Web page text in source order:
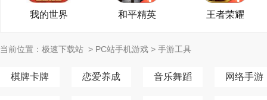
我的世界 和平精英 王者荣耀
当前位置： 极速下载站 > PC站手机游戏 > 手游工具
棋牌卡牌 恋爱养成 音乐舞蹈 网络手游